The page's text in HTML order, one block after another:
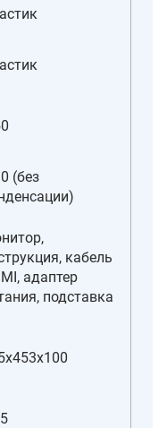
(без
кабель
адаптер
подставка